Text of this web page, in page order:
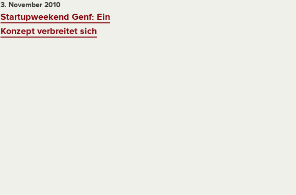
3. November 2010
Startupweekend Genf: Ein
Konzept verbreitet sich